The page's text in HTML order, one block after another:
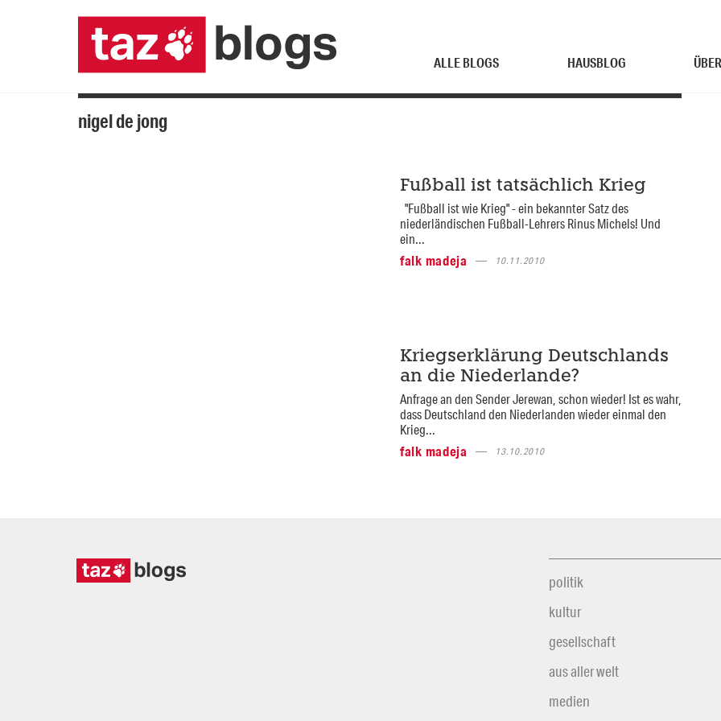
ALLE BLOGS HAUSBLOG
nigel de jong
Fußball ist tatsächlich Krieg
"Fußball ist wie Krieg" - ein bekannter Satz des
niederländischen Fußball-Lehrers Rinus Michels! Und
ein...
falk madeja
10.11.2010
Kriegserklärung Deutschlands
an die Niederlande?
Anfrage an den Sender Jerewan, schon wieder! Ist es wahr,
dass Deutschland den Niederlanden wieder einmal den
Krieg...
falk madeja
13.10.2010
politik
kultur
gesellschaft
aus aller welt
medien